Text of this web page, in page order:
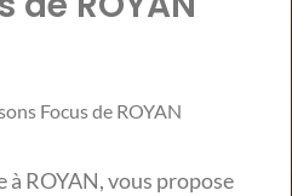
Focus de ROYAN
ROYAN, vous propose